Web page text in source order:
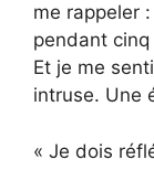
me rappeler
pendant
Et je me
intruse. Une
« Je dois